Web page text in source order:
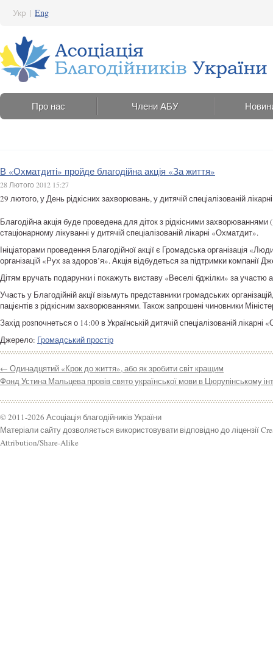
Укр | Eng
Про нас Члени АБУ
В «Охматдиті» пройде благодійна акція «За життя»
28 Лютого 2012 15:27
29 лютого, у День рідкісних захворювань, у дитячій спеціалізованій
Благодійна акція буде проведена для діток з рідкісними
стаціонарному лікуванні у дитячій спеціалізованій лікарні «Охматдит».
Ініціаторами проведення Благодійної акції є Громадська організація
організацій «Рух за здоров’я». Акція відбудеться за підтримки
Дітям вручать подарунки і покажуть виставу «Веселі бджілки» за участю
Участь у Благодійній акції візьмуть представники громадських
пацієнтів з рідкісним захворюваннями. Також запрошені чиновники
Захід розпочнеться о 14:00 в Українській дитячій спеціалізованій
Джерело: Громадський простір
← Одинадцятий «Крок до життя», або як зробити світ кращим
Фонд Устина Мальцева провів свято української мови в Цюрупінському
© 2011-2026 Асоціація благодійників України
Матеріали сайту дозволяється використовувати відповідно до ліцензії
Attribution/Share-Alike